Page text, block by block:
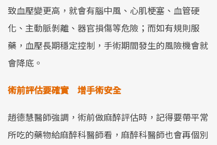
致血壓變更高，就會有腦中風、心肌梗塞、血管硬
化、主動脈剝離、器官損傷等危險；而如有規則服
藥，血壓長期穩定控制，手術期間發生的風險機會就
會降底。
術前評估要確實 增手術安全
趙德慧醫師強調，術前做麻醉評估時，記得要帶平常
所吃的藥物給麻醉科醫師看，麻醉科醫師也會再個別